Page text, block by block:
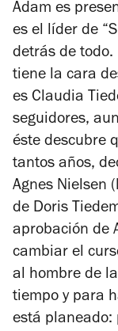
Adam es
es el líder de
detrás de todo.
tiene la cara
es Claudia
seguidores,
éste descubre
tantos años,
Agnes Nielsen
de Doris
aprobación de
cambiar el
al hombre de
tiempo y para
está planeado: